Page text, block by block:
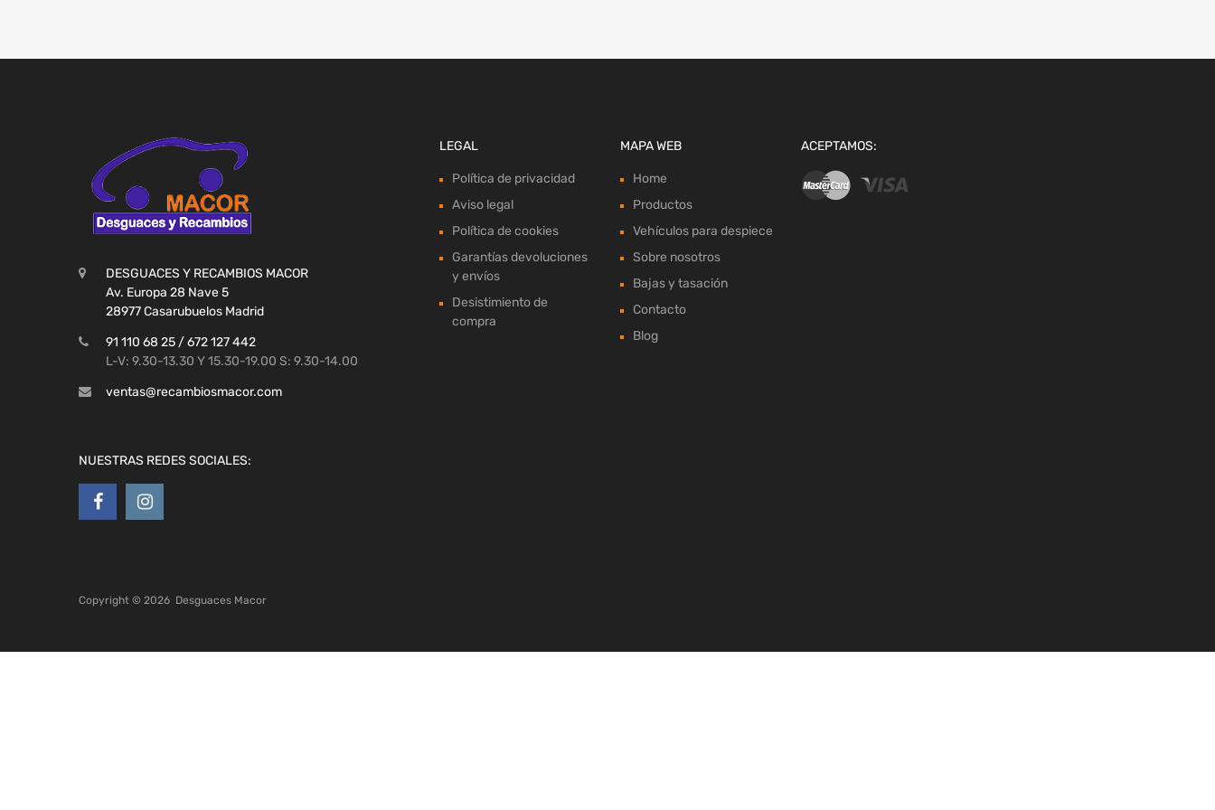
DESGUACES Y RECAMBIOS MACOR
Av. Europa 28 Nave 5
28977 Casarubuelos Madrid
91 110 68 25 / 672 127 442
L-V: 9.30-13.30 Y 15.30-19.00 S: 9.30-14.00
ventas@recambiosmacor.com
NUESTRAS REDES SOCIALES:
LEGAL
Política de privacidad
Aviso legal
Política de cookies
Garantías devoluciones
y envíos
Desistimiento de
compra
MAPA WEB
Home
Productos
Vehículos para despiece
Sobre nosotros
Bajas y tasación
Contacto
Blog
ACEPTAMOS:
Copyright © 2026 Desguaces Macor